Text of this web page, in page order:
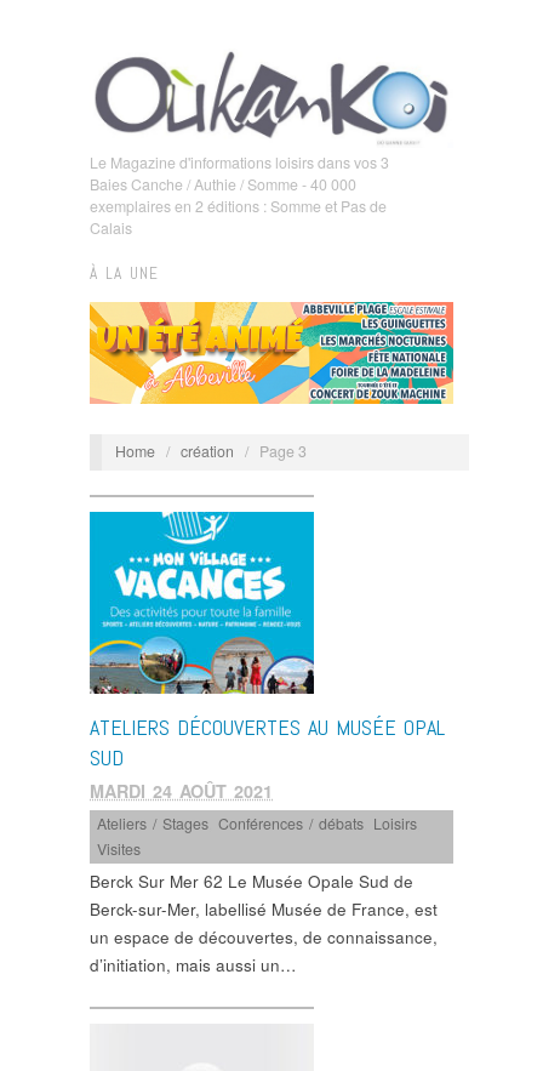
Le Magazine d'informations loisirs dans vos 3
Baies Canche / Authie / Somme - 40 000
exemplaires en 2 éditions : Somme et Pas de
Calais
À LA UNE
Home / création / Page 3
ATELIERS DÉCOUVERTES AU MUSÉE OPAL
SUD
MARDI 24 AOÛT 2021
Ateliers / Stages ,Conférences / débats Loisirs
Visites
Berck Sur Mer 62 Le Musée Opale Sud de
Berck-sur-Mer, labellisé Musée de France, est
un espace de découvertes, de connaissance,
d’initiation, mais aussi un…